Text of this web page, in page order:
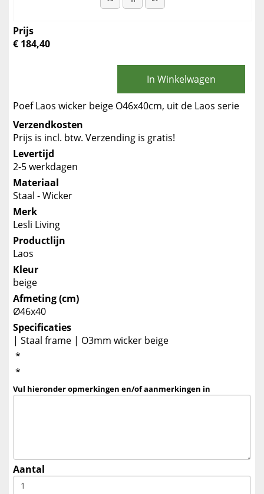
Prijs
€ 184,40
In Winkelwagen
Poef Laos wicker beige O46x40cm, uit de Laos serie
Verzendkosten
Prijs is incl. btw. Verzending is gratis!
Levertijd
2-5 werkdagen
Materiaal
Staal - Wicker
Merk
Lesli Living
Productlijn
Laos
Kleur
beige
Afmeting (cm)
Ø46x40
Specificaties
| Staal frame | O3mm wicker beige
*
*
Vul hieronder opmerkingen en/of aanmerkingen in
Aantal